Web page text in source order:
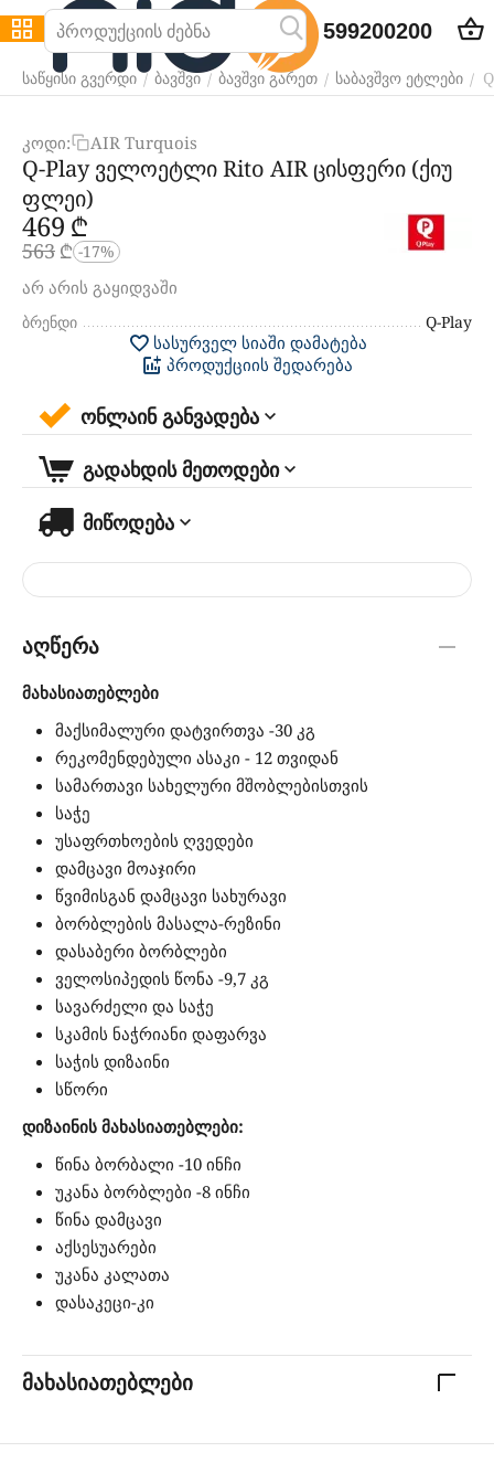
599200200
საწყისი გვერდი / ბავშვი / ბავშვი გარეთ / საბავშვო ეტლები /
კოდი: AIR Turquois
Q-Play ველოეტლი Rito AIR ცისფერი (ქიუ
ფლეი)
‍469‍ ₾
‍563‍ ₾ -17%
არ არის გაყიდვაში
ბრენდი Q-Play
სასურველ სიაში დამატება
პროდუქციის შედარება
ონლაინ განვადება
გადახდის მეთოდები
მიწოდება
აღწერა
მახასიათებლები
მაქსიმალური დატვირთვა -30 კგ
რეკომენდებული ასაკი - 12 თვიდან
სამართავი სახელური მშობლებისთვის
საჭე
უსაფრთხოების ღვედები
დამცავი მოაჯირი
წვიმისგან დამცავი სახურავი
ბორბლების მასალა-რეზინი
დასაბერი ბორბლები
ველოსიპედის წონა -9,7 კგ
სავარძელი და საჭე
სკამის ნაჭრიანი დაფარვა
საჭის დიზაინი
სწორი
დიზაინის მახასიათებლები:
წინა ბორბალი -10 ინჩი
უკანა ბორბლები -8 ინჩი
წინა დამცავი
აქსესუარები
უკანა კალათა
დასაკეცი-კი
მახასიათებლები